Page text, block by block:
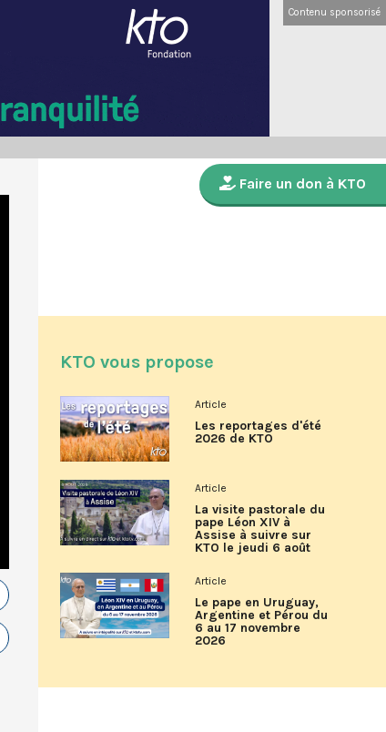
Contenu sponsorisé
Faire un don à KTO
KTO vous propose
Article
Les reportages d'été
2026 de KTO
Article
La visite pastorale du
pape Léon XIV à
Assise à suivre sur
KTO le jeudi 6 août
Article
Le pape en Uruguay,
Argentine et Pérou du
6 au 17 novembre
2026